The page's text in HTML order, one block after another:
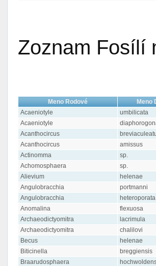
Zoznam Fosílí
Meno Rodové
Meno
Acaeniotyle
umbilicata
Acaeniotyle
Acanthocircus
Acanthocircus
amissus
Actinomma
sp.
Achomosphaera
sp.
Alievium
helenae
Angulobracchia
portmanni
Angulobracchia
heteroporata
Anomalina
flexuosa
Archaeodictyomitra
lacrimula
Archaeodictyomitra
chalilovi
Becus
helenae
Biticinella
breggiensis
Braarudosphaera